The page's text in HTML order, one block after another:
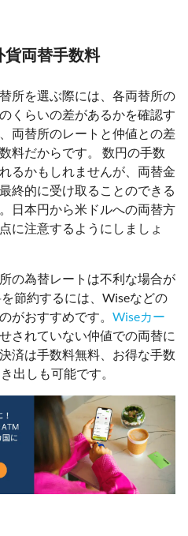
貨両替手数料
所を選ぶ際には、各両替所の
くらいの差があるかを確認す
両替所のレートと仲値との差
料だからです。 数円の手数
るかもしれませんが、両替金
終的に受け取ることのできる
日本円から米ドルへの両替方
に注意するようにしましょ
の為替レートは不利な場合が
節約するには、Wiseなどの
がおすすめです。 Wiseカー
されていない仲値での両替に
済は手数料無料、お得な手数
出しも可能です。